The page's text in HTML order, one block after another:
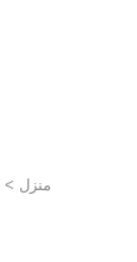
منزل >